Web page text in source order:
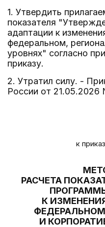
1. Утвердить
показателя
адаптации к
федеральном,
уровнях" согласно
приказу.
2. Утратил силу. -
России от 21.05.2026
к
РАСЧЕТА
К
И